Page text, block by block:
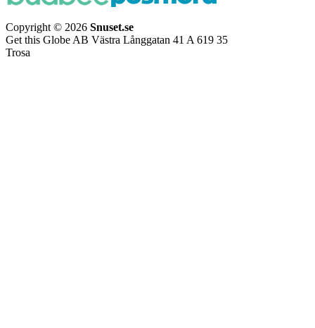
Copyright © 2026 Snuset.se
Get this Globe AB Västra Långgatan 41 A 619 35
Trosa